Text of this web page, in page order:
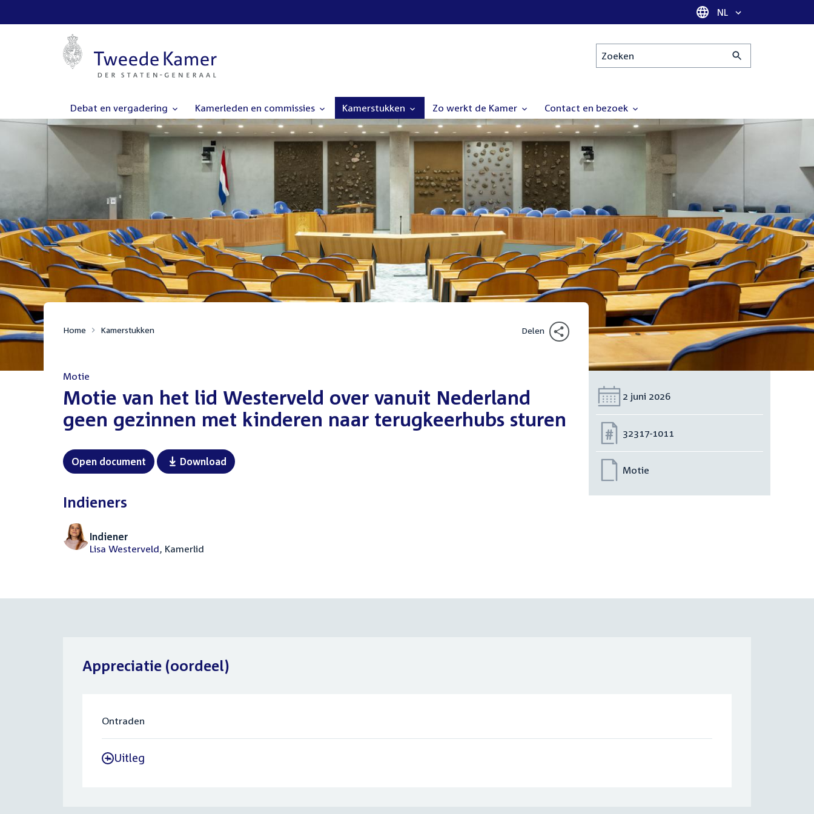
Taal selectie
NL
Zoeken
Debat en vergadering Kamerleden en commissies Kamerstukken Zo werkt de Kamer Contact en bezoek
Home Kamerstukken Delen
Motie
:Motie van het lid Westerveld over vanuit Nederland
geen gezinnen met kinderen naar terugkeerhubs sturen
Open document Download
Indieners
Indiener
Lisa Westerveld, Kamerlid
Datum:
2 juni 2026
Nummer:
32317-1011
Motie
Appreciatie (oordeel)
Ontraden
- Uitleg